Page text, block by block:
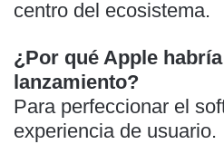
centro del ecosistema.
¿Por qué Apple
lanzamiento?
Para perfeccionar el
experiencia de usuario.